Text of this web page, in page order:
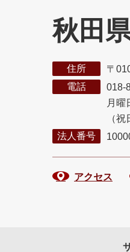
秋田
住所
〒
電話
018-
月曜
（
法人番号
アクセス